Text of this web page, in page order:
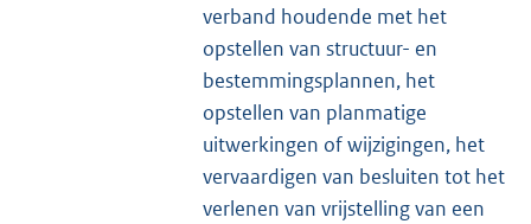
verband houdende met het
opstellen van structuur- en
bestemmingsplannen, het
opstellen van planmatige
uitwerkingen of wijzigingen, het
vervaardigen van besluiten tot het
verlenen van vrijstelling van een